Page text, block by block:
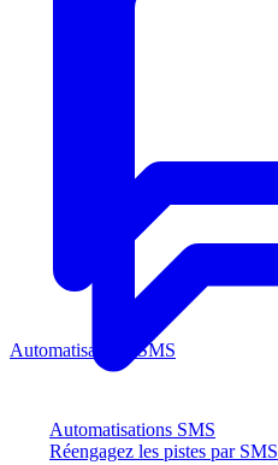
Automatisations SMS
Réengagez les pistes par SMS
Automatisations SMS